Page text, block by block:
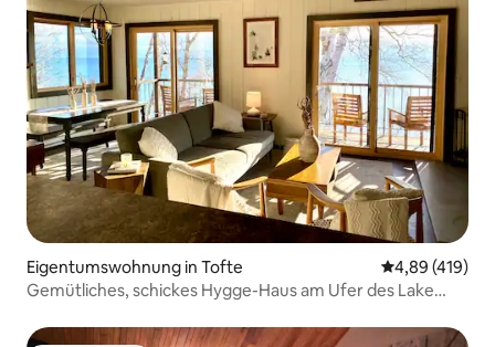
Eigentumswohnung in Tofte
4,89 (419)
Gemütliches, schickes Hygge-Haus am Ufer des Lake